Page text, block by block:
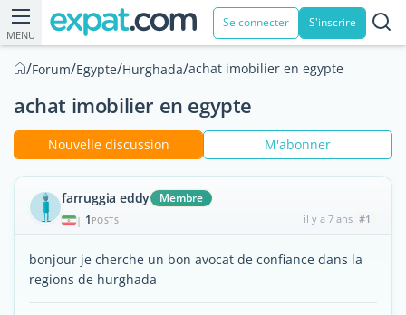
MENU
Se connecter S'inscrire
/Forum/Egypte/Hurghada/achat imobilier en egypte
achat imobilier en egypte
Nouvelle discussion M'abonner
farruggia eddy Membre
| 1 POSTS il y a 7 ans #1
bonjour je cherche un bon avocat de confiance dans la
regions de hurghada